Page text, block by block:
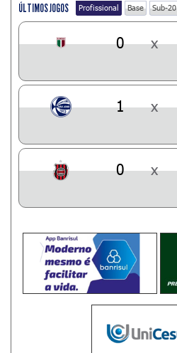
ÚLTIMOS JOGOS Profissional Base Sub-20
0 x
1 x
0 x